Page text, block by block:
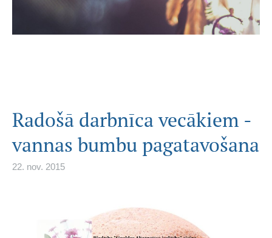
Radošā darbnīca vecākiem -
vannas bumbu pagatavošana
22. nov. 2015